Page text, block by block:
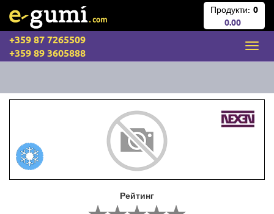
Продукти: 0
0.00
+359 87 7265509
+359 89 3605888
Рейтинг